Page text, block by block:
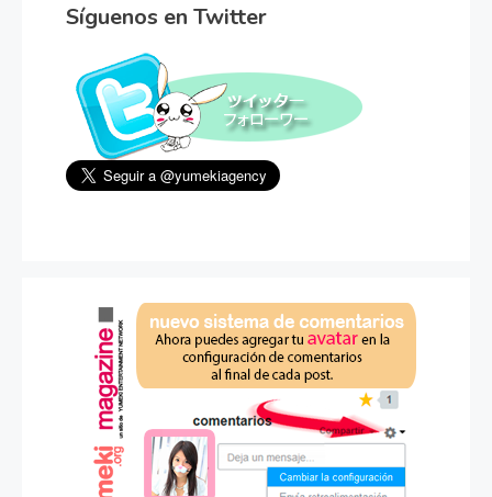
Síguenos en Twitter